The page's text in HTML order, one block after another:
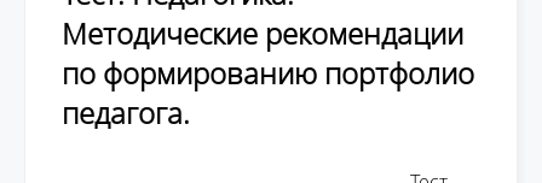
Методические рекомендации
по формированию портфолио
педагога.